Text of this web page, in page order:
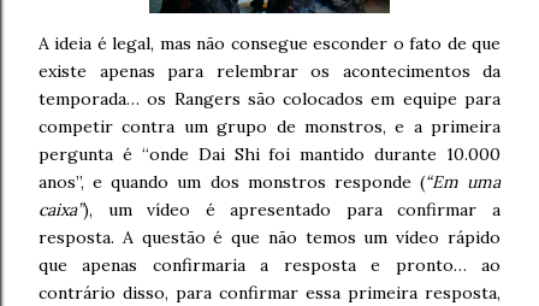
A ideia é legal, mas não consegue esconder o fato de que
existe apenas para relembrar os acontecimentos da
temporada… os Rangers são colocados em equipe para
competir contra um grupo de monstros, e a primeira
pergunta é “onde Dai Shi foi mantido durante 10.000
anos”, e quando um dos monstros responde (“Em uma
caixa”), um vídeo é apresentado para confirmar a
resposta. A questão é que não temos um vídeo rápido
que apenas confirmaria a resposta e pronto… ao
contrário disso, para confirmar essa primeira resposta,